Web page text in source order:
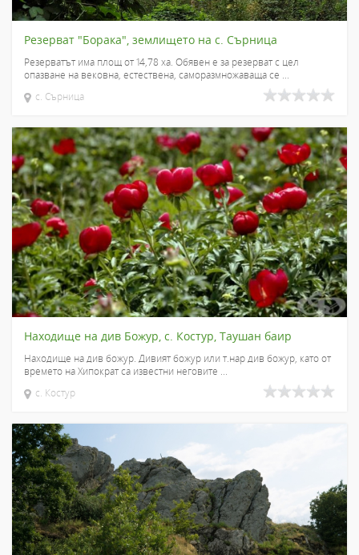
Резерват "Борака", землището на с. Сърница
Резерватът има площ от 14,78 ха. Обявен е за резерват с цел
опазване на вековна, естествена, саморазмножаваща се ...
с. Сърница
Находище на див Божур, с. Костур, Таушан баир
Находище на див божур. Дивият божур или т.нар див божур, като от
времето на Хипократ са известни неговите ...
с. Костур